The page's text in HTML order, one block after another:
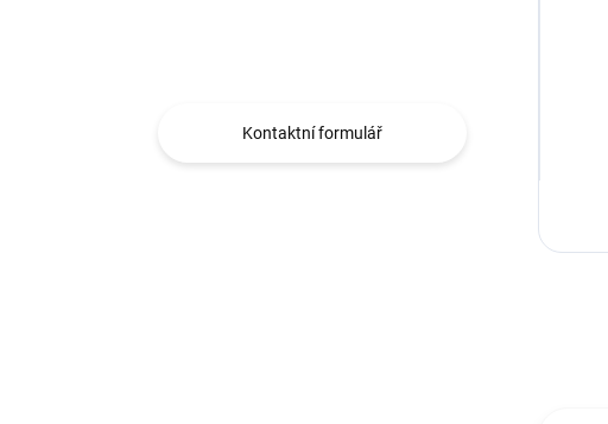
Kontaktní formulář